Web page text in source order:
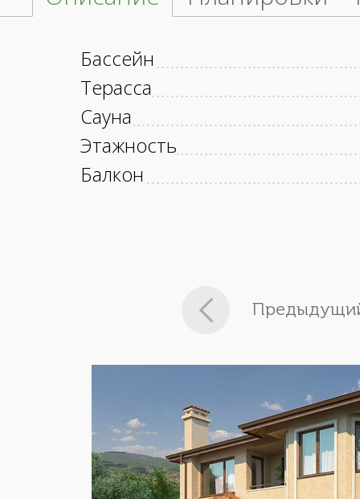
Бассейн
Терасса
Сауна
Этажность
Балкон